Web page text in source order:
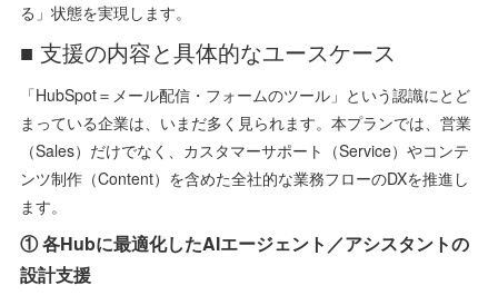
る」状態を実現します。
■ 支援の内容と具体的なユースケース
「HubSpot＝メール配信・フォームのツール」という認識にとど
まっている企業は、いまだ多く見られます。本プランでは、営業
（Sales）だけでなく、カスタマーサポート（Service）やコンテ
ンツ制作（Content）を含めた全社的な業務フローのDXを推進し
ます。
① 各Hubに最適化したAIエージェント／アシスタントの
設計支援